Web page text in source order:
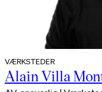
VÆRKSTEDER
Alain Villa